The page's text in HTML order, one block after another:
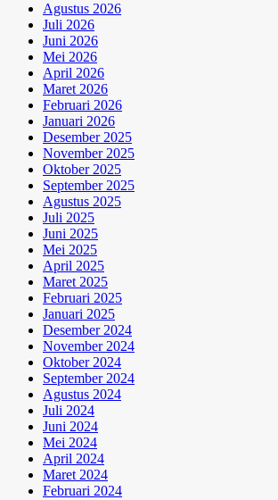
Agustus 2026
Juli 2026
Juni 2026
Mei 2026
April 2026
Maret 2026
Februari 2026
Januari 2026
Desember 2025
November 2025
Oktober 2025
September 2025
Agustus 2025
Juli 2025
Juni 2025
Mei 2025
April 2025
Maret 2025
Februari 2025
Januari 2025
Desember 2024
November 2024
Oktober 2024
September 2024
Agustus 2024
Juli 2024
Juni 2024
Mei 2024
April 2024
Maret 2024
Februari 2024